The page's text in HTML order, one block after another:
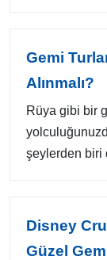
Gemi
Alınmalı?
Rüya gibi bir
şeylerden biri
Disney
Güzel